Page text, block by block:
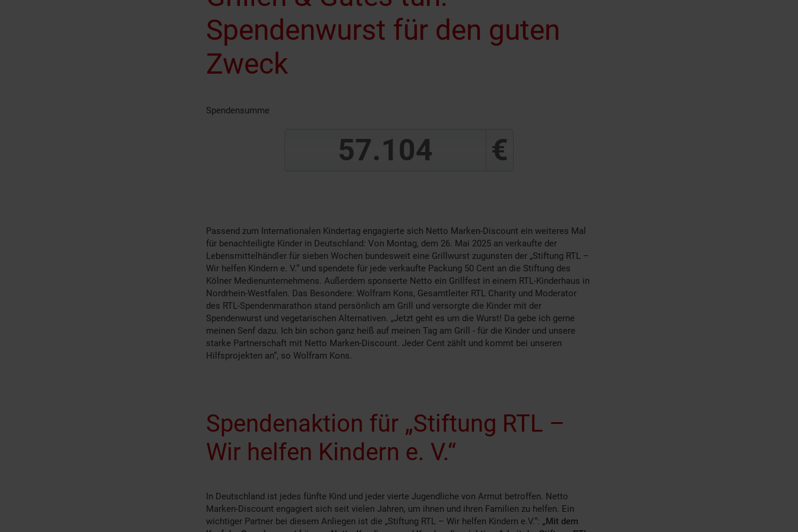
Spendenwurst für den guten
Zweck
Spendensumme
88.657 €
Passend zum Internationalen Kindertag engagierte sich Netto Marken-Discount ein weiteres Mal
für benachteiligte Kinder in Deutschland: Von Montag, dem 26. Mai 2025 an verkaufte der
Lebensmittelhändler für sieben Wochen bundesweit eine Grillwurst zugunsten der „Stiftung RTL –
Wir helfen Kindern e. V.“ und spendete für jede verkaufte Packung 50 Cent an die Stiftung des
Kölner Medienunternehmens. Außerdem sponserte Netto ein Grillfest in einem RTL-Kinderhaus in
Nordrhein-Westfalen. Das Besondere: Wolfram Kons, Gesamtleiter RTL Charity und Moderator
des RTL-Spendenmarathon stand persönlich am Grill und versorgte die Kinder mit der
Spendenwurst und vegetarischen Alternativen. „Jetzt geht es um die Wurst! Da gebe ich gerne
meinen Senf dazu. Ich bin schon ganz heiß auf meinen Tag am Grill - für die Kinder und unsere
starke Partnerschaft mit Netto Marken-Discount. Jeder Cent zählt und kommt bei unseren
Hilfsprojekten an“, so Wolfram Kons.
Spendenaktion für „Stiftung RTL –
Wir helfen Kindern e. V.“
In Deutschland ist jedes fünfte Kind und jeder vierte Jugendliche von Armut betroffen. Netto
Marken-Discount engagiert sich seit vielen Jahren, um ihnen und ihren Familien zu helfen. Ein
wichtiger Partner bei diesem Anliegen ist die „Stiftung RTL – Wir helfen Kindern e.V.“: „Mit dem